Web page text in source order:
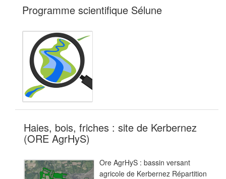
Programme scientifique Sélune
Haies, bois, friches : site de Kerbernez
(ORE AgrHyS)
Ore AgrHyS : bassin versant
agricole de Kerbernez Répartition